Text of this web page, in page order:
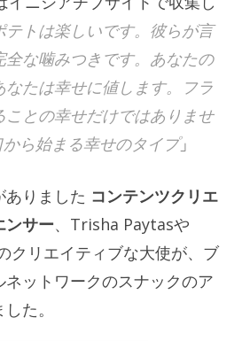
テトは楽しいです。彼らが言
全な噛みつきです。あなたの
たは幸せに値します。フラ
ことの幸せだけではありませ
ら始まる幸せのタイプ」
りました コンテンツクリエ
ンサー、Trisha Paytasや
クリエイティブな大使が、ブ
ットワークのスナックのア
た。